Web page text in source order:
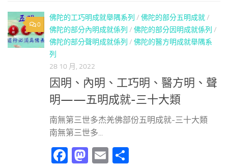
0
佛陀的工巧明成就舉隅系列 / 佛陀的部分五明成就/
佛陀的部分內明成就係列 / 佛陀的部分因明成就係列 /
佛陀的部分聲明成就係列 / 佛陀的醫方明成就舉隅系
列
28 10 月, 2022
因明、內明、工巧明、醫方明、聲
明——五明成就-三十大類
南無第三世多杰羌佛部份五明成就-三十大類
南無第三世多...
Facebook
Mastodon
Email